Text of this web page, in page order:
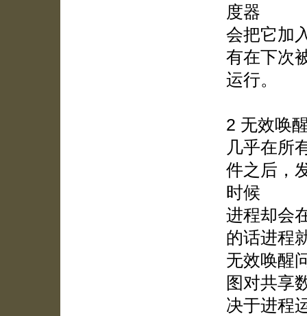
度器
会把它加
有在下次
运行。
2 无效唤
几乎在所
件之后，
时候
进程却会
的话进程
无效唤醒
图对共享
决于进程